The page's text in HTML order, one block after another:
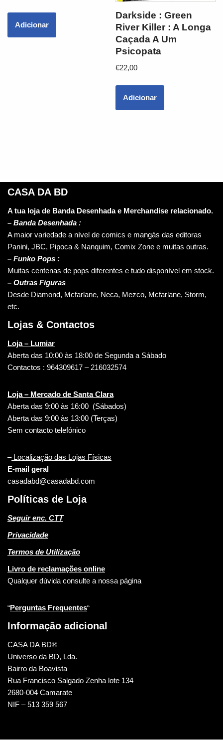
Adicionar
Darkside : Green
River Killer : A Longa
Caçada A Um
Psicopata
€22,00
Adicionar
CASA DA BD
A tua loja de Banda Desenhada e Merchandise relacionado.
– Banda Desenhada :
A maior variedade a nível de comics e mangás das editoras
Panini, JBC, Pipoca & Nanquim, Comix Zone e muitas outras.
– Funko Pops :
Muitas centenas de pops diferentes e tudo disponível em stock.
– Outras Figuras
Desde Diamond, Mcfarlane, Neca, Mezco, Mcfarlane, Storm,
etc.
Lojas & Contactos
Loja – Lumiar
Aberta das 10:00 às 18:00 de Segunda a Sábado
Contactos : 964309617 – 216032574
Loja – Mercado de Santa Clara
Aberta das 9:00 às 16:00 (Sábados)
Aberta das 9:00 às 13:00 (Terças)
Sem contacto telefónico
–Localização das Lojas Físicas
E-mail geral
casadabd@casadabd.com
Políticas de Loja
Seguir enc. CTT
Privacidade
Termos de Utilização
Livro de reclamações online
Qualquer dúvida consulte a nossa página
“Perguntas Frequentes“
Informação adicional
CASA DA BD®
Universo da BD, Lda.
Bairro da Boavista
Rua Francisco Salgado Zenha lote 134
2680-004 Camarate
NIF – 513 359 567